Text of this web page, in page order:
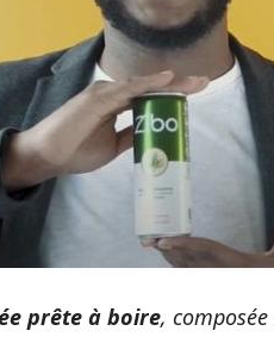
prête à boire,